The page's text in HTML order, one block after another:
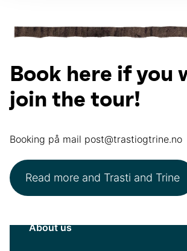
Book here if you
join the tour!
Booking på mail post@trastiogtrine.no
Read more and Trasti and Trine
About us